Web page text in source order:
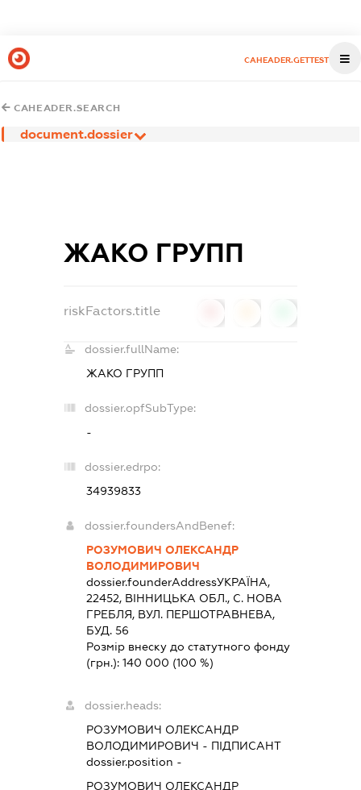
CAHEADER.GETTEST
CAHEADER.SEARCH
document.dossier
ЖАКО ГРУПП
riskFactors.title
dossier.fullName:
ЖАКО ГРУПП
dossier.opfSubType:
-
dossier.edrpo:
34939833
dossier.foundersAndBenef:
РОЗУМОВИЧ ОЛЕКСАНДР
ВОЛОДИМИРОВИЧ
dossier.founderAddressУКРАЇНА,
22452, ВIННИЦЬКА ОБЛ., С. НОВА
ГРЕБЛЯ, ВУЛ. ПЕРШОТРАВНЕВА,
БУД. 56
Розмір внеску до статутного фонду
(грн.): 140 000 (100 %)
dossier.heads:
РОЗУМОВИЧ ОЛЕКСАНДР
ВОЛОДИМИРОВИЧ - ПІДПИСАНТ
dossier.position -
РОЗУМОВИЧ ОЛЕКСАНДР